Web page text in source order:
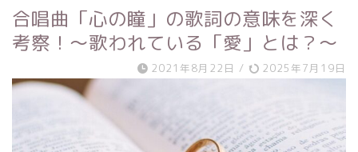
合唱曲「心の瞳」の歌詞の意味を深く
考察！〜歌われている「愛」とは？〜
2021年8月22日 / 2025年7月19日